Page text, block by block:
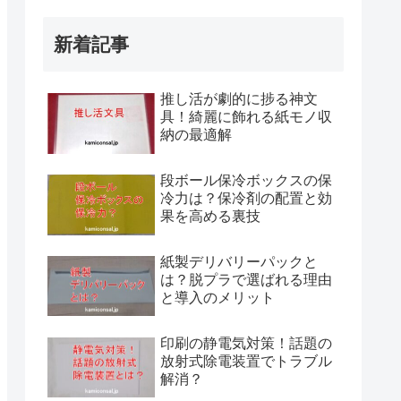
新着記事
推し活が劇的に捗る神文
具！綺麗に飾れる紙モノ収
納の最適解
段ボール保冷ボックスの保
冷力は？保冷剤の配置と効
果を高める裏技
紙製デリバリーパックと
は？脱プラで選ばれる理由
と導入のメリット
印刷の静電気対策！話題の
放射式除電装置でトラブル
解消？